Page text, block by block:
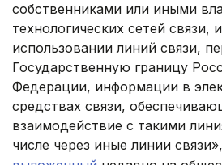
собственниками или иными
технологических сетей
использовании линий связи,
Государственную границу
Федерации, информации в
средствах связи,
взаимодействие с такими
числе через иные линии